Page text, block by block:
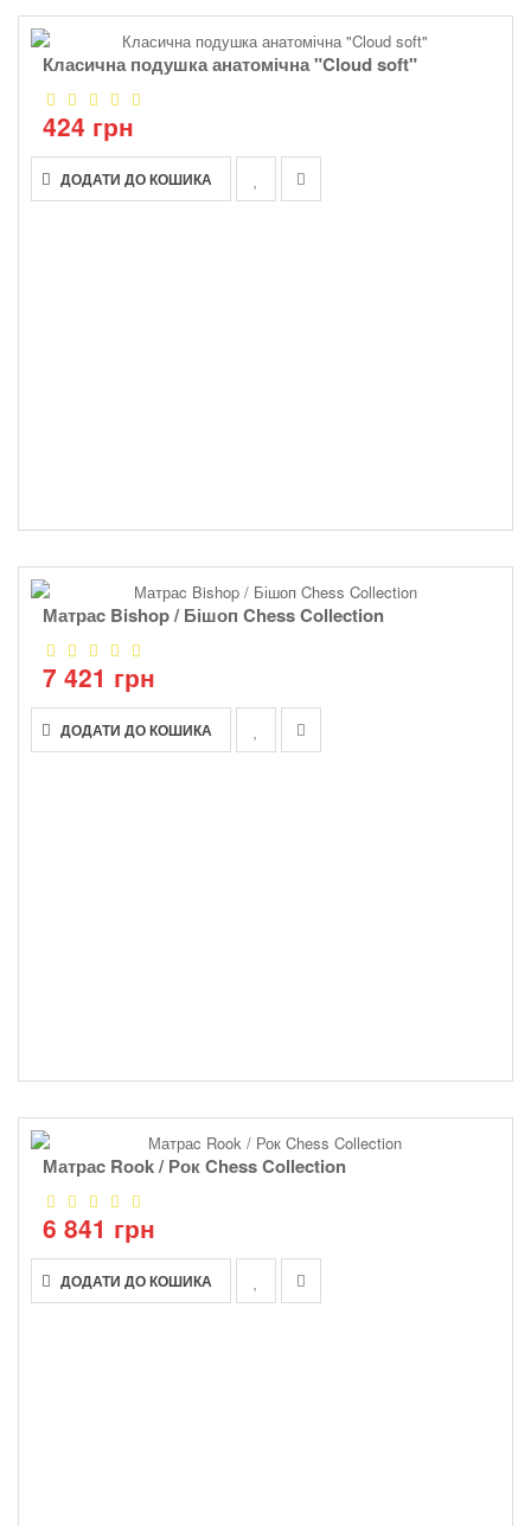
Класична подушка анатомічна "Cloud soft"
424 грн
ДОДАТИ ДО КОШИКА
Матраc Bishop / Бішоп Chess Collection
7 421 грн
ДОДАТИ ДО КОШИКА
Матраc Rook / Рок Chess Collection
6 841 грн
ДОДАТИ ДО КОШИКА